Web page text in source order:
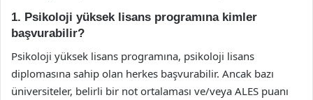
1. Psikoloji yüksek lisans programına kimler
başvurabilir?
Psikoloji yüksek lisans programına, psikoloji lisans
diplomasına sahip olan herkes başvurabilir. Ancak bazı
üniversiteler, belirli bir not ortalaması ve/veya ALES puanı